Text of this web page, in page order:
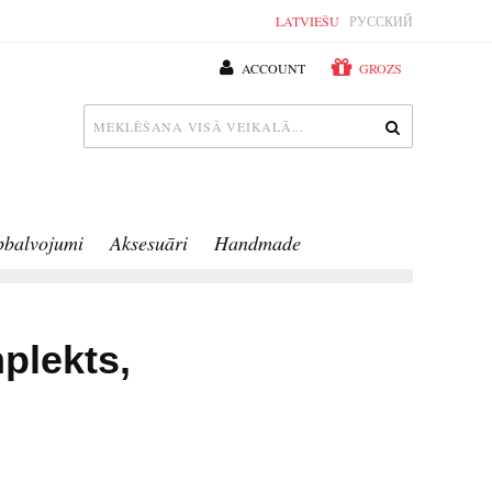
LATVIEŠU РУССКИЙ
ACCOUNT GROZS
Aksesuāri Handmade